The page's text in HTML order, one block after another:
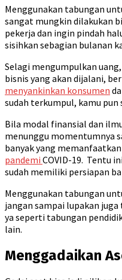
Menggunakan tabungan
sangat mungkin dilakukan
pekerja dan ingin pindah
sisihkan sebagian bulanan
Selagi mengumpulkan
bisnis yang akan dijalani,
menyankinkan konsumen
sudah terkumpul, kamu pun
Bila modal finansial dan
menunggu momentumnya
banyak yang memanfaatkan
pandemi COVID-19. Tentu
sudah memiliki persiapan
Menggunakan tabungan
jangan sampai lupakan
ya seperti tabungan
lain.
Menggadaikan